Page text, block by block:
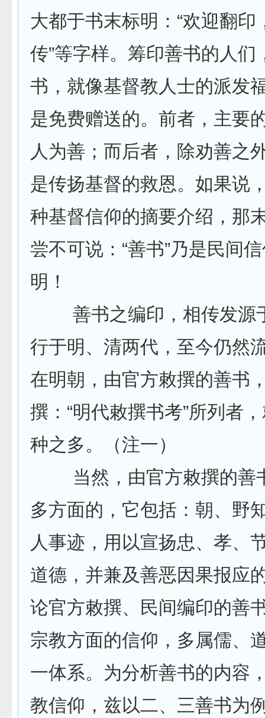
大都于书末标明：“欢迎翻印
传”等字样。筹印善书的人们
书，就像基督教人士的派发
是免费赠送的。前者，主要
人为善；而后者，除劝善之
是传扬基督的救恩。如果说
种基督信仰的摘要介绍，那
尝不可说：“善书”乃是民间
明！
善书之编印，相传发源
行于明、清两代，至今仍然
在明朝，由官方敕撰的善书
撰：“明代敕撰书考”所列者
种之多。（注一）
当然，由官方敕撰的善
多方面的，它包括：朝、野
人事迹，用以宣扬忠、孝、
道德，并兼及善恶因果报应
论官方敕撰、民间编印的善
宗教方面的信仰，多属儒、
一体系。为分析善书的内容
教信仰，兹以二、三善书为